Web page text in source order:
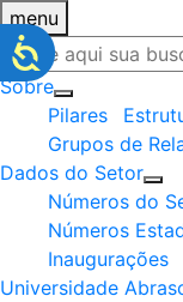
menu
Sobre
Pilares
Grupos de
Dados do Setor
Números do
Números
Inaugurações
Universidade